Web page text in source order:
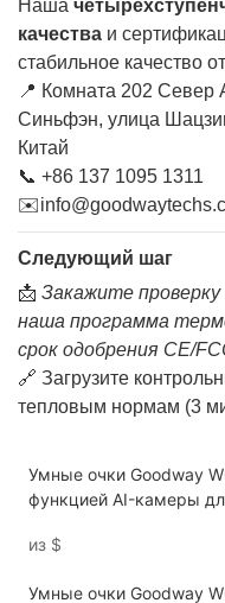
Наша
качества и
стабильное качество
📍 Комната 202 Север
Синьфэн, улица
Китай
📞 +86 137 1095 1311
✉️
Следующий шаг
📩 Закажите
наша программа
срок одобрения CE/
🔗 Загрузите
тепловым нормам (3
Умные очки Goodway
функцией AI-камеры
из $
Умные очки Goodway